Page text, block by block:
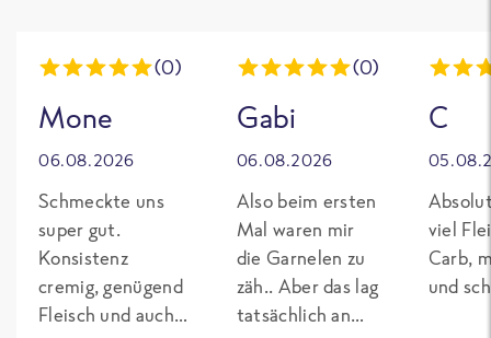
(0)
Mone
06.08.2026
Schmeckte uns
super gut.
Konsistenz
cremig, genügend
Fleisch und auch
(0)
Gabi
06.08.2026
Also beim ersten
Mal waren mir
die Garnelen zu
zäh.. Aber das lag
tatsächlich an
C
viel
Carb,
und